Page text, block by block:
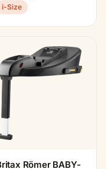
i-Size
Römer BABY-